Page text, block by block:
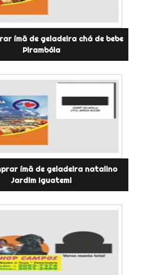
ímã de geladeira chá de bebe
Pirambóia
ímã de geladeira natalino
Jardim Iguatemi